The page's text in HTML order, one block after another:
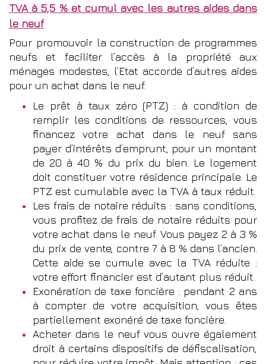
TVA à 5,5 % et cumul avec les autres aides dans
le neuf
Pour promouvoir la construction de programmes
neufs et faciliter l’accès à la propriété aux
ménages modestes, l’Etat accorde d’autres aides
pour un achat dans le neuf.
Le prêt à taux zéro (PTZ) : à condition de
remplir les conditions de ressources, vous
financez votre achat dans le neuf sans
payer d’intérêts d’emprunt, pour un montant
de 20 à 40 % du prix du bien. Le logement
doit constituer votre résidence principale. Le
PTZ est cumulable avec la TVA à taux réduit.
Les frais de notaire réduits : sans conditions,
vous profitez de frais de notaire réduits pour
votre achat dans le neuf. Vous payez 2 à 3 %
du prix de vente, contre 7 à 8 % dans l’ancien.
Cette aide se cumule avec la TVA réduite :
votre effort financier est d’autant plus réduit.
Exonération de taxe foncière : pendant 2 ans
à compter de votre acquisition, vous êtes
partiellement exonéré de taxe foncière.
Acheter dans le neuf vous ouvre également
droit à certains dispositifs de défiscalisation,